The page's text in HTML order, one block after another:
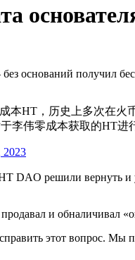
оснований получил
本HT，历史上多次在
李伟零成本获取的HT
2023
DAO решили вернуть
и обналичивал
этот вопрос. Мы